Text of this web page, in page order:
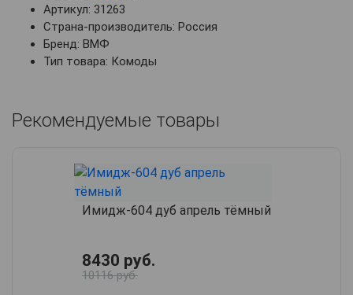
Артикул: 31263
Страна-производитель: Россия
Бренд: ВМФ
Тип товара: Комоды
Рекомендуемые товары
Имидж-604 дуб апрель тёмный
8430 руб.
10116 руб.